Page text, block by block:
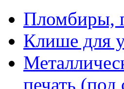
Пломбиры,
Клише для
печать (под